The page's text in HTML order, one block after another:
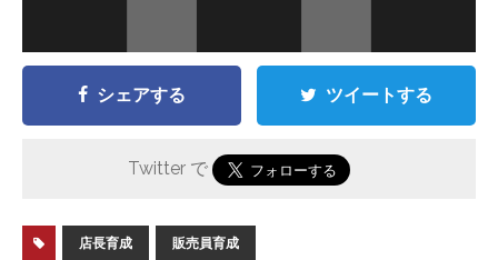
シェアする ツイートする
Twitter で
店長育成 販売員育成